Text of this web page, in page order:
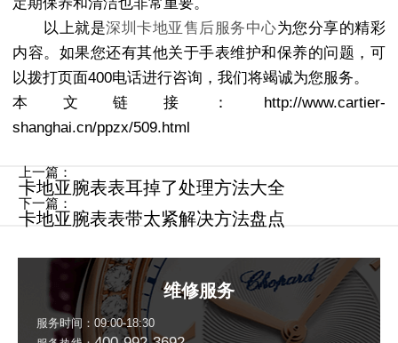
定期保养和清洁也非常重要。
以上就是深圳卡地亚售后服务中心为您分享的精彩
内容。如果您还有其他关于手表维护和保养的问题，可
以拨打页面400电话进行咨询，我们将竭诚为您服务。
本文链接：http://www.cartier-
shanghai.cn/ppzx/509.html
上一篇：
卡地亚腕表表耳掉了处理方法大全
下一篇：
卡地亚腕表表带太紧解决方法盘点
维修服务
服务时间：09:00-18:30